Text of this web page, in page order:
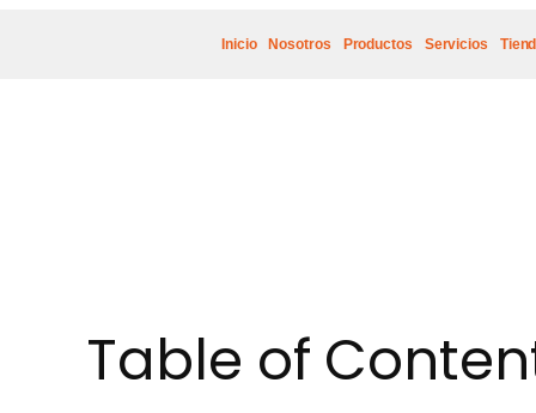
Inicio Nosotros Productos Servicios
Table of